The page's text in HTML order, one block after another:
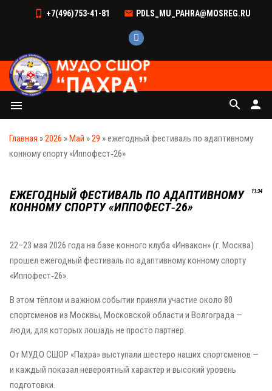
+7(496)753-41-81 PDLS_MU_PAHRA@MOSREG.RU
menu person
search
Главная »2026 »Май »29 » ежегодный фестиваль по адаптивному
конному спорту «Иппофест‑26»
11:34
ЕЖЕГОДНЫЙ ФЕСТИВАЛЬ ПО АДАПТИВНОМУ
КОННОМУ СПОРТУ «ИППОФЕСТ‑26»
22–23 мая 2026 года на базе конного клуба «Инвакон» (г. Москва)
прошел ежегодный фестиваль по адаптивному конному спорту
«Иппофест‑26».
В этом тёплом и важном событии приняли участие около 80
спортсменов из Москвы, Московской области и Волгограда —
люди, для которых лошадь не просто партнёр.
От МУДО СШОР «Пахра» выступали шестеро наших спортсменов —
и каждый показал невероятный характер и высокий уровень
подготовки.